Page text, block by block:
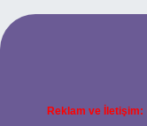
Reklam ve İletişim: